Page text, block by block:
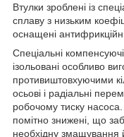
Втулки зроблені із
сплаву з низьким
оснащені
Спеціальні
ізольовані особливо
противиштовхуючими
осьові і радіальні
робочому тиску
помітно знижені, що
необхідну змащування